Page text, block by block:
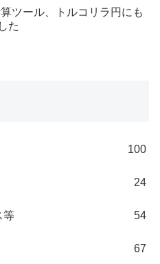
ツール、トルコリラ円にも
た
100
24
等 54
67